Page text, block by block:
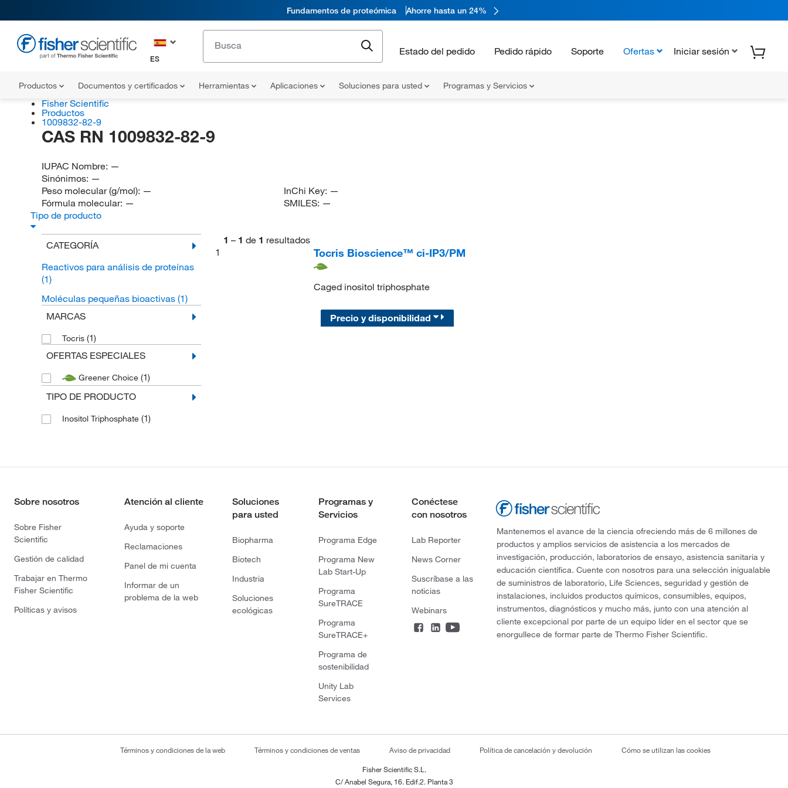
Fundamentos de proteómica Ahorre hasta un 24%
ES
Estado del pedido Pedido rápido Soporte Ofertas Iniciar sesión
Productos Documentos y certificados Herramientas Aplicaciones Soluciones para usted Programas y Servicios
Fisher Scientific
Productos
1009832-82-9
CAS RN 1009832-82-9
IUPAC Nombre: —
Sinónimos: —
Peso molecular (g/mol): —
Fórmula molecular: —
InChi Key: —
SMILES: —
Tipo de producto
CATEGORÍA
Reactivos para análisis de proteínas
(1)
Moléculas pequeñas bioactivas (1)
MARCAS
Tocris (1)
OFERTAS ESPECIALES
Greener Choice (1)
TIPO DE PRODUCTO
Inositol Triphosphate (1)
1 – 1 de 1 resultados
1
Tocris Bioscience™ ci-IP3/PM
Caged inositol triphosphate
Precio y disponibilidad
Sobre nosotros
Sobre Fisher
Scientific
Gestión de calidad
Trabajar en Thermo
Fisher Scientific
Políticas y avisos
Atención al cliente
Ayuda y soporte
Reclamaciones
Panel de mi cuenta
Informar de un
problema de la web
Soluciones
para usted
Biopharma
Biotech
Industria
Soluciones
ecológicas
Programas y
Servicios
Programa Edge
Programa New
Lab Start-Up
Programa
SureTRACE
Programa
SureTRACE+
Programa de
sostenibilidad
Unity Lab
Services
Conéctese
con nosotros
Lab Reporter
News Corner
Suscríbase a las
noticias
Webinars
Mantenemos el avance de la ciencia ofreciendo más de 6 millones de
productos y amplios servicios de asistencia a los mercados de
investigación, producción, laboratorios de ensayo, asistencia sanitaria y
educación científica. Cuente con nosotros para una selección inigualable
de suministros de laboratorio, Life Sciences, seguridad y gestión de
instalaciones, incluidos productos químicos, consumibles, equipos,
instrumentos, diagnósticos y mucho más, junto con una atención al
cliente excepcional por parte de un equipo líder en el sector que se
enorgullece de formar parte de Thermo Fisher Scientific.
Términos y condiciones de la web Términos y condiciones de ventas Aviso de privacidad Política de cancelación y devolución Cómo se utilizan las cookies
Fisher Scientific S.L.
C/ Anabel Segura, 16. Edif.2. Planta 3